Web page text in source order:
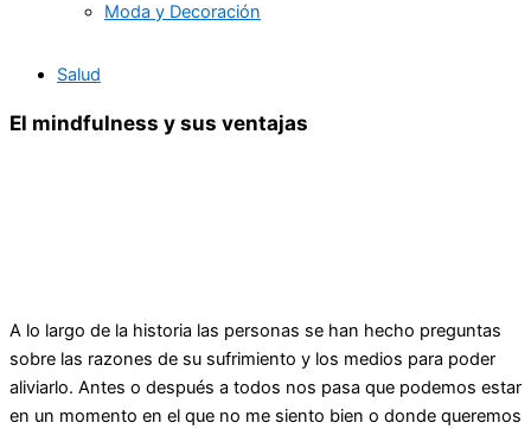
Moda y Decoración
Salud
El mindfulness y sus ventajas
A lo largo de la historia las personas se han hecho preguntas
sobre las razones de su sufrimiento y los medios para poder
aliviarlo. Antes o después a todos nos pasa que podemos estar
en un momento en el que no me siento bien o donde queremos